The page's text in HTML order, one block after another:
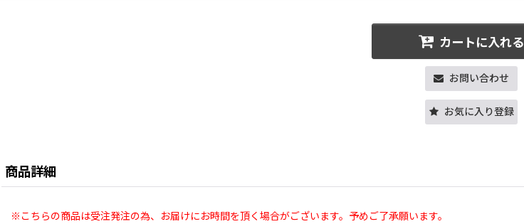
カートに入れる
お問い合わせ
お気に入り登録
商品詳細
※こちらの商品は受注発注の為、お届けにお時間を頂く場合がございます。予めご了承願います。